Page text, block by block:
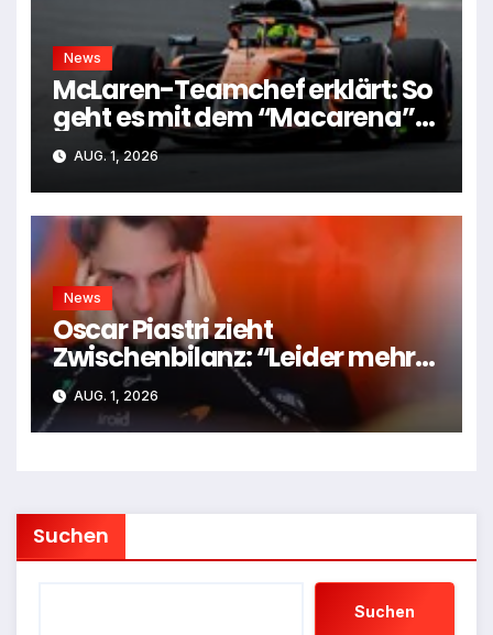
News
McLaren-Teamchef erklärt: So
geht es mit dem “Macarena”-
Flügel weiter
AUG. 1, 2026
News
Oscar Piastri zieht
Zwischenbilanz: “Leider mehr
Tiefen als Höhen”
AUG. 1, 2026
Suchen
Suchen